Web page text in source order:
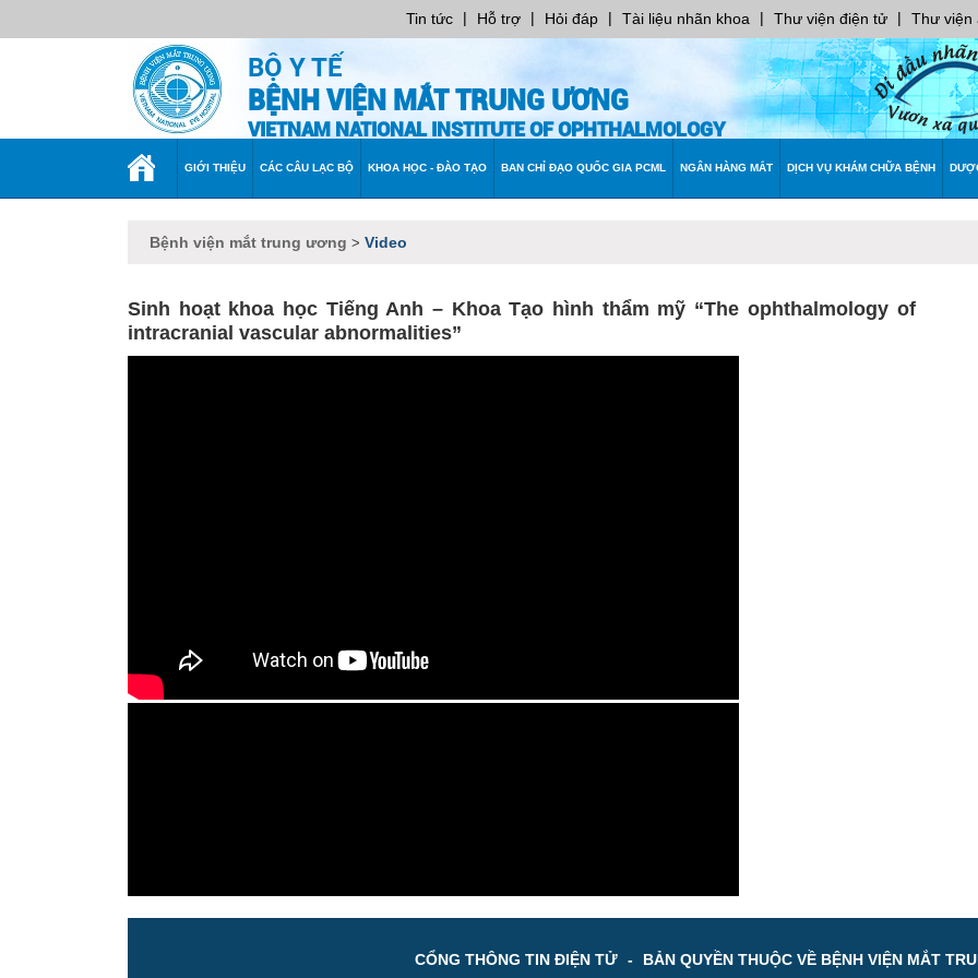
Tin tức | Hỗ trợ | Hỏi đáp | Tài liệu nhãn khoa | Thư viện điện tử | Thư viện
BỘ Y TẾ
BỆNH VIỆN MẮT TRUNG ƯƠNG
VIETNAM NATIONAL INSTITUTE OF OPHTHALMOLOGY
TRANG GIỚI THIỆU CÁC CÂU LẠC BỘ KHOA HỌC - ĐÀO TẠO BAN CHỈ ĐẠO QUỐC GIA PCML NGÂN HÀNG MẮT DỊCH VỤ KHÁM CHỮA BỆNH
Bệnh viện mắt trung ương > Video
Sinh hoạt khoa học Tiếng Anh – Khoa Tạo hình thẩm mỹ “The ophthalmology of
intracranial vascular abnormalities”
CỔNG THÔNG TIN ĐIỆN TỬ - BẢN QUYỀN THUỘC VỀ BỆNH VIỆN MẮT